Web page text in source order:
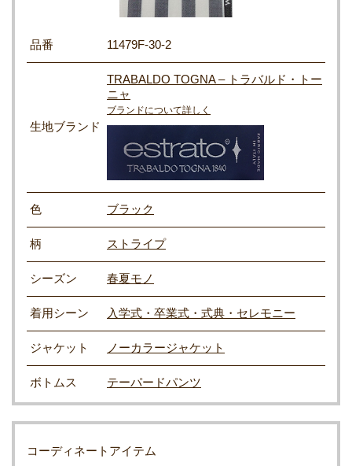
品番 11479F-30-2
生地ブランド
TRABALDO TOGNA – トラバルド・トー
ニャ
ブランドについて詳しく
色 ブラック
柄 ストライプ
シーズン 春夏モノ
着用シーン 入学式・卒業式・式典・セレモニー
ジャケット ノーカラージャケット
ボトムス テーパードパンツ
コーディネートアイテム